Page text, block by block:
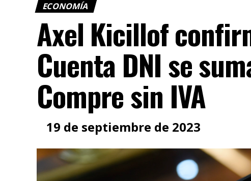
ECONOMÍA
Axel Kicillof
Cuenta DNI se
Compre sin IVA
19 de septiembre de 2023